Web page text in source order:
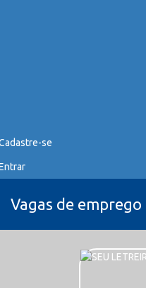
se
Vagas de emprego